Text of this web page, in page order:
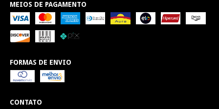
MEIOS DE PAGAMENTO
FORMAS DE ENVIO
CONTATO